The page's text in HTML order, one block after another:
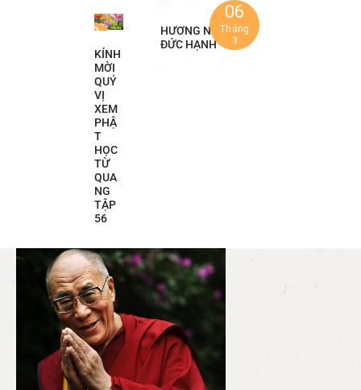
23
ThángKÍNH
MỜI
QUÝ
VỊ
XEM
PHẬ
T
HỌC
TỪ
QUA
NG
TẬP
56
06
Tháng
3
HƯƠNG NGƯỜI
ĐỨC HẠNH